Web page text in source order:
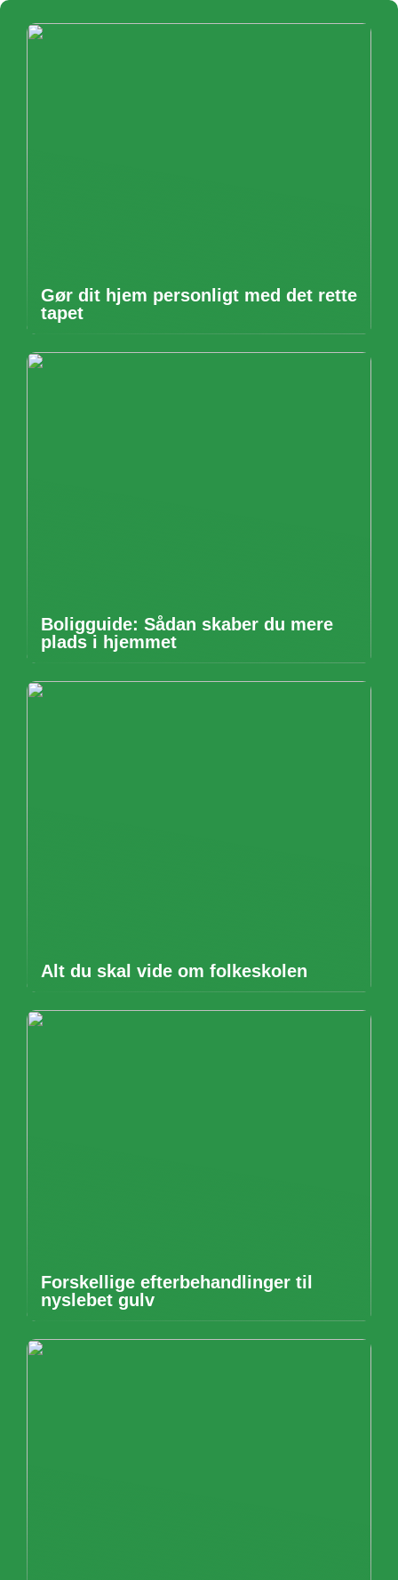
Gør dit hjem personligt med det rette
tapet
Boligguide: Sådan skaber du mere
plads i hjemmet
Alt du skal vide om folkeskolen
Forskellige efterbehandlinger til
nyslebet gulv